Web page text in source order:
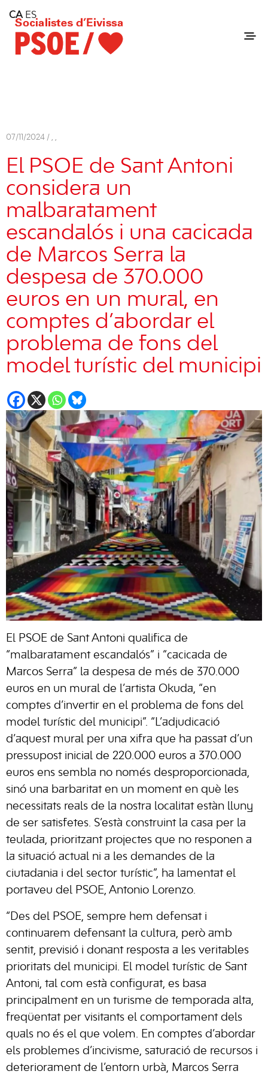
Consell Insular d'Eivissa
Services
Contact
07/11/2024 / , ,
El PSOE de Sant Antoni
considera un
malbaratament
escandalós i una cacicada
de Marcos Serra la
despesa de 370.000
euros en un mural, en
comptes d’abordar el
problema de fons del
model turístic del municipi
El PSOE de Sant Antoni qualifica de
“malbaratament escandalós” i “cacicada de
Marcos Serra” la despesa de més de 370.000
euros en un mural de l’artista Okuda, “en
comptes d’invertir en el problema de fons del
model turístic del municipi”. “L’adjudicació
d’aquest mural per una xifra que ha passat d’un
pressupost inicial de 220.000 euros a 370.000
euros ens sembla no només desproporcionada,
sinó una barbaritat en un moment en què les
necessitats reals de la nostra localitat estàn lluny
de ser satisfetes. S’està construint la casa per la
teulada, prioritzant projectes que no responen a
la situació actual ni a les demandes de la
ciutadania i del sector turístic”, ha lamentat el
portaveu del PSOE, Antonio Lorenzo.
“Des del PSOE, sempre hem defensat i
continuarem defensant la cultura, però amb
sentit, previsió i donant resposta a les veritables
prioritats del municipi. El model turístic de Sant
Antoni, tal com està configurat, es basa
principalment en un turisme de temporada alta,
freqüentat per visitants el comportament dels
quals no és el que volem. En comptes d’abordar
els problemes d’incivisme, saturació de recursos i
deteriorament de l’entorn urbà, Marcos Serra
CA ES